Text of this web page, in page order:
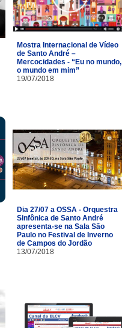
Mostra Internacional de Vídeo
de Santo André –
Mercocidades - “Eu no mundo,
o mundo em mim”
19/07/2018
Dia 27/07 a OSSA - Orquestra
Sinfônica de Santo André
apresenta-se na Sala São
Paulo no Festival de Inverno
de Campos do Jordão
13/07/2018